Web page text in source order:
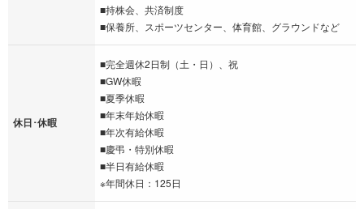
■持株会、共済制度
■保養所、スポーツセンター、体育館、グラウンドなど
休日･休暇
■完全週休2日制（土・日）、祝
■GW休暇
■夏季休暇
■年末年始休暇
■年次有給休暇
■慶弔・特別休暇
■半日有給休暇
※年間休日：125日